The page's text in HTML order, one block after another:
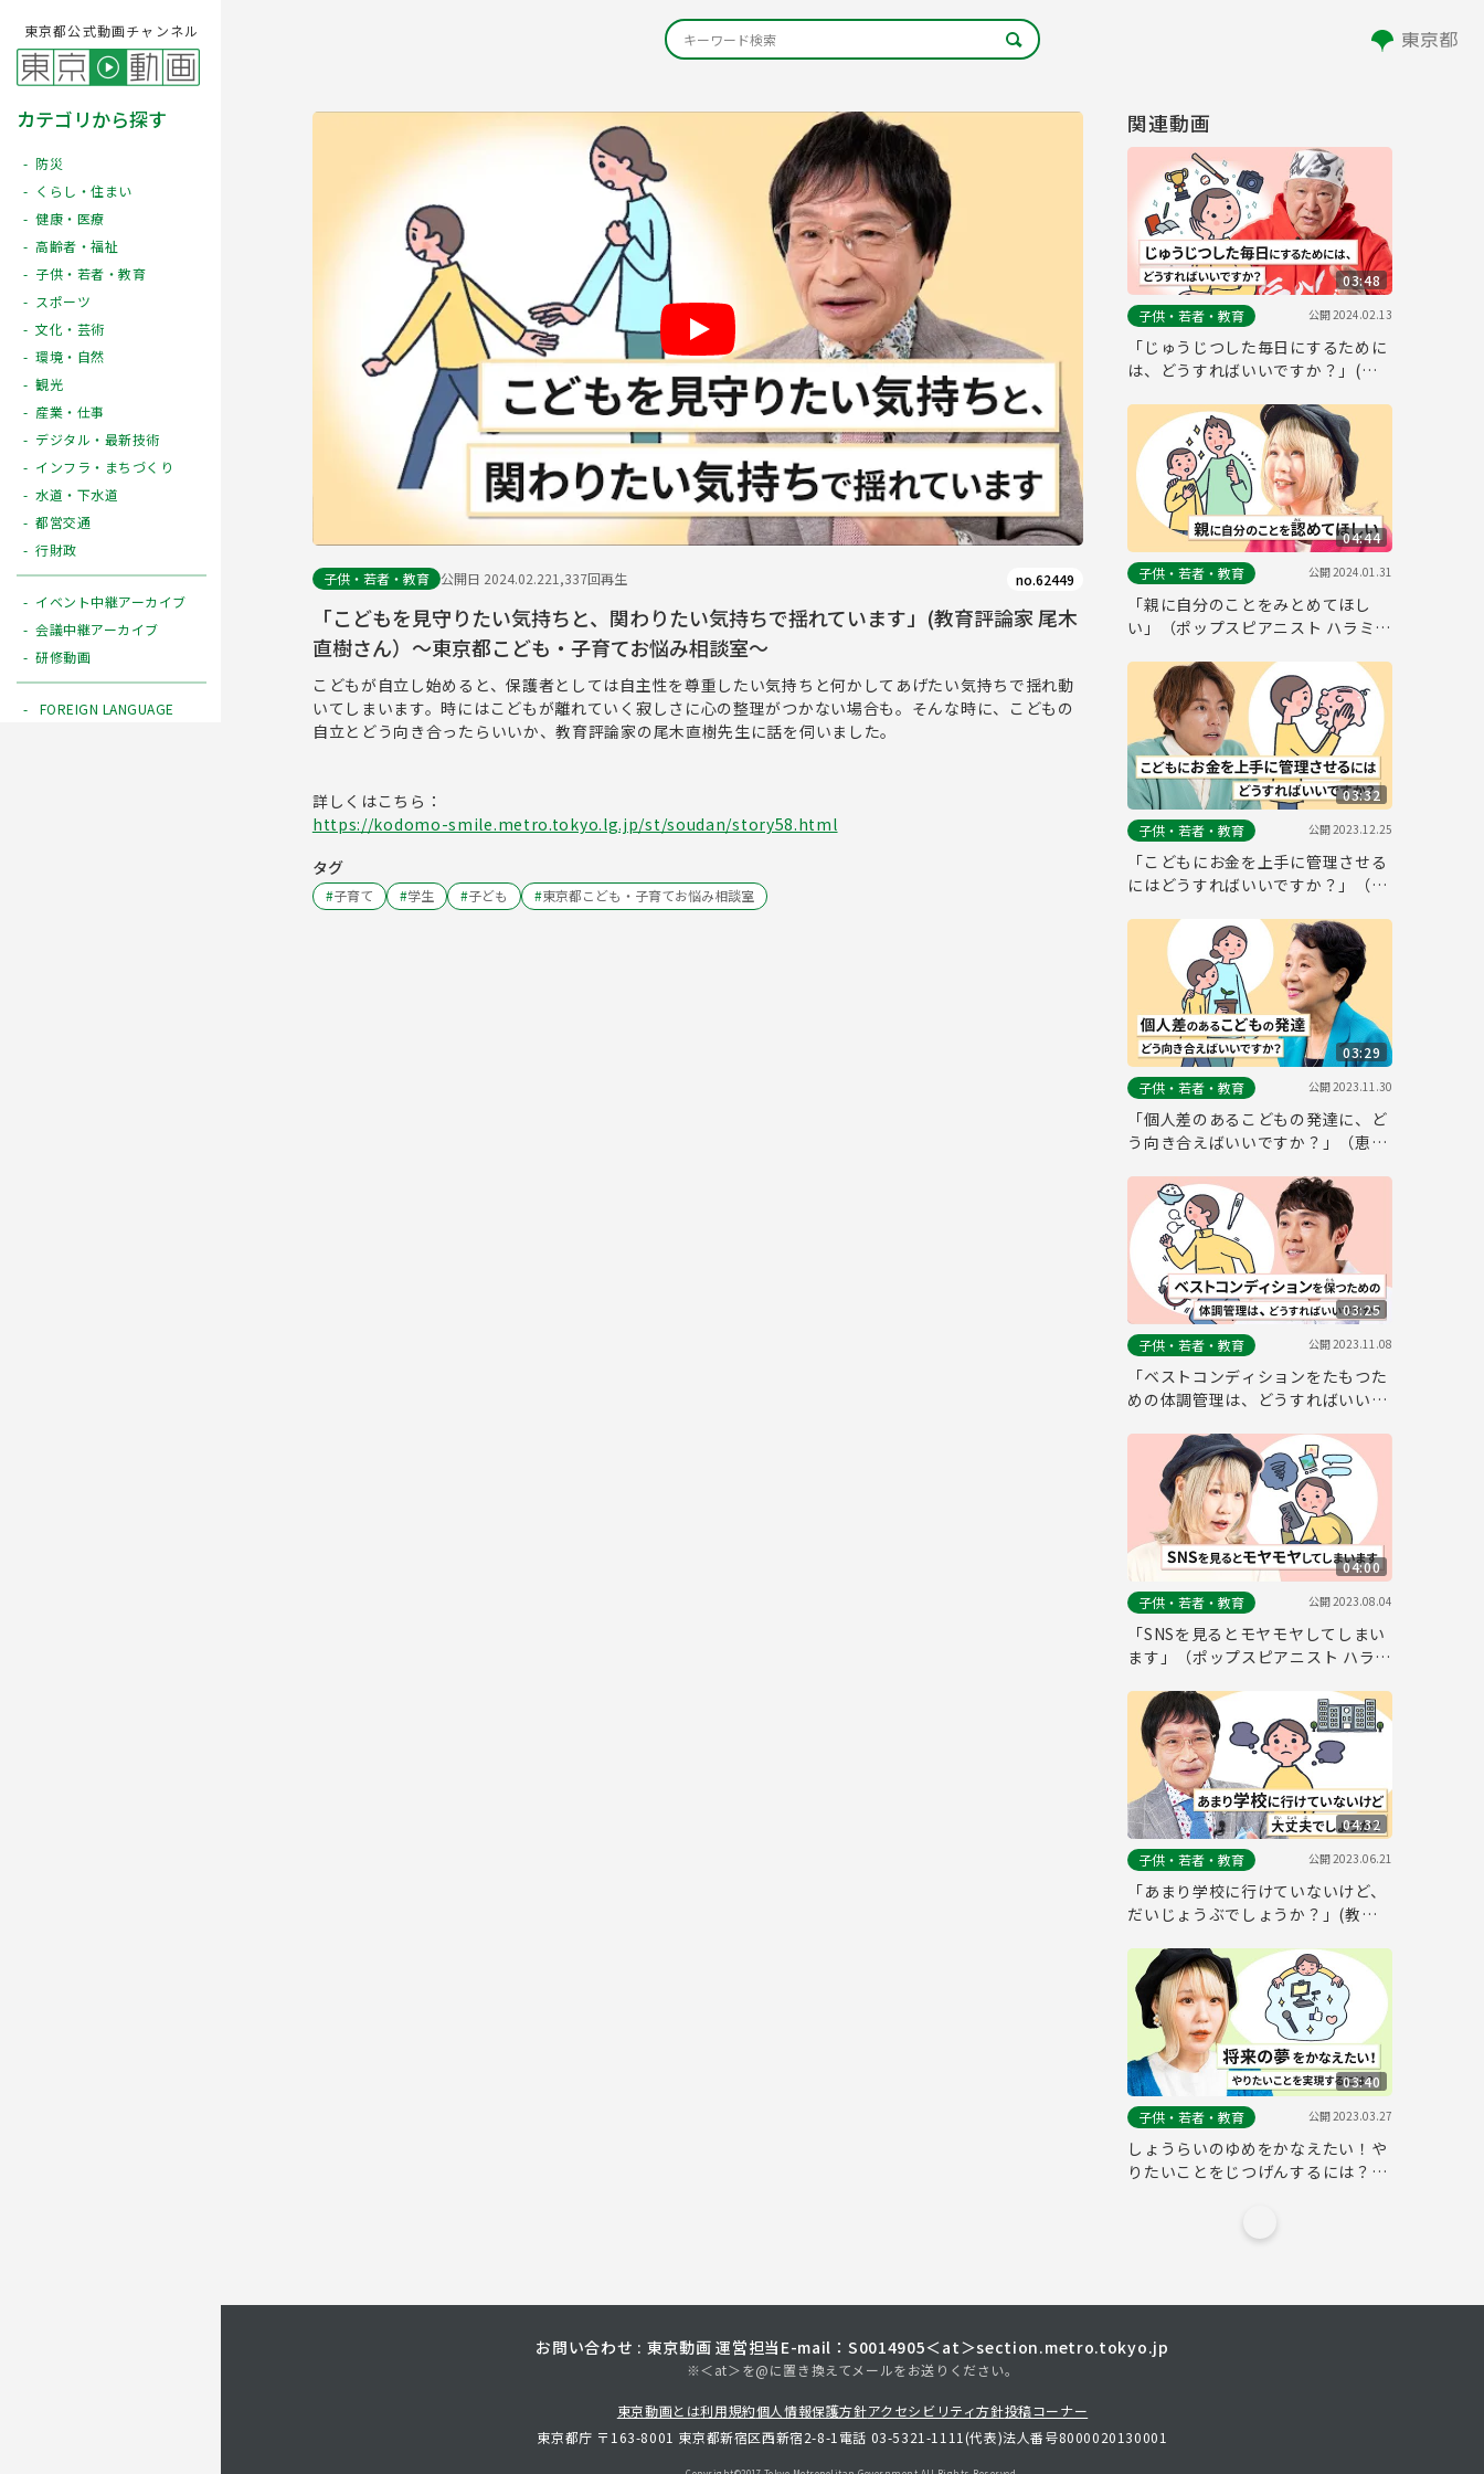
東京都公式動画チャンネル
カテゴリから探す
防災
くらし・住まい
健康・医療
高齢者・福祉
子供・若者・教育
スポーツ
文化・芸術
環境・自然
観光
産業・仕事
デジタル・最新技術
インフラ・まちづくり
水道・下水道
都営交通
行財政
イベント中継アーカイブ
会議中継アーカイブ
研修動画
FOREIGN LANGUAGE
子供・若者・教育 公開日 2024.02.221,337回再生 no.62449
「こどもを見守りたい気持ちと、関わりたい気持ちで揺れています」(教育評論家 尾木
直樹さん）〜東京都こども・子育てお悩み相談室〜
こどもが自立し始めると、保護者としては自主性を尊重したい気持ちと何かしてあげたい気持ちで揺れ動
いてしまいます。時にはこどもが離れていく寂しさに心の整理がつかない場合も。そんな時に、こどもの
自立とどう向き合ったらいいか、教育評論家の尾木直樹先生に話を伺いました。
詳しくはこちら：
https://kodomo-smile.metro.tokyo.lg.jp/st/soudan/story58.html
タグ
#子育て #学生 #子ども #東京都こども・子育てお悩み相談室
関連動画
03:48
子供・若者・教育
公開2024.02.13
「じゅうじつした毎日にするために
は、どうすればいいですか？」(ア
元プロレスラー アニマル浜口さん）
～東京都こども・子育てお悩み相談
室～
04:44
子供・若者・教育
公開2024.01.31
「親に自分のことをみとめてほし
い」（ポップスピアニスト ハラミち
お悩み相談室～
03:32
子供・若者・教育
公開2023.12.25
「こどもにお金を上手に管理させる
にはどうすればいいですか？」（タ
ども・子育てお悩み相談室～
03:29
子供・若者・教育
公開2023.11.30
「個人差のあるこどもの発達に、ど
う向き合えばいいですか？」（恵泉
～東京都こども・子育てお悩み相談
室～
03:25
子供・若者・教育
公開2023.11.08
「ベストコンディションをたもつた
めの体調管理は、どうすればいいで
ん）～東京都こども・子育てお悩み
相談室～
04:00
子供・若者・教育
公開2023.08.04
「SNSを見るとモヤモヤしてしまい
ます」（ポップスピアニスト ハラミ
てお悩み相談室～
04:32
子供・若者・教育
公開2023.06.21
「あまり学校に行けていないけど、
だいじょうぶでしょうか？」(教育
も・子育てお悩み相談室〜
03:40
子供・若者・教育
公開2023.03.27
しょうらいのゆめをかなえたい！や
りたいことをじつげんするには？
お問い合わせ : 東京動画 運営担当 E-mail：S0014905＜at＞section.metro.tokyo.jp
※＜at＞を@に置き換えてメールをお送りください。
東京動画とは利用規約個人情報保護方針アクセシビリティ方針投稿コーナー
東京都庁 〒163-8001 東京都新宿区西新宿2-8-1 電話 03-5321-1111(代表)法人番号8000020130001